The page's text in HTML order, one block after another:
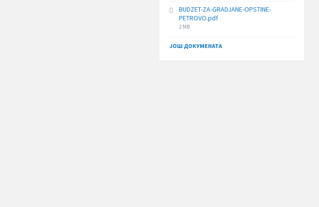
BUDZET-ZA-GRADJANE-OPSTINE-
PETROVO.pdf
File
2 MB
ЈОШ ДОКУМЕНАТА